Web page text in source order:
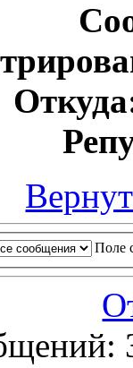
Поле